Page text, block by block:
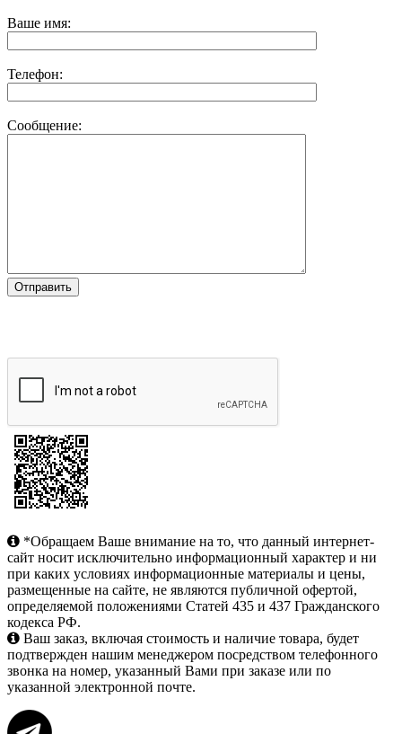
Ваше имя:
Телефон:
Сообщение:
*Обращаем Ваше внимание на то, что данный интернет-
сайт носит исключительно информационный характер и ни
при каких условиях информационные материалы и цены,
размещенные на сайте, не являются публичной офертой,
определяемой положениями Статей 435 и 437 Гражданского
кодекса РФ.
Ваш заказ, включая стоимость и наличие товара, будет
подтвержден нашим менеджером посредством телефонного
звонка на номер, указанный Вами при заказе или по
указанной электронной почте.